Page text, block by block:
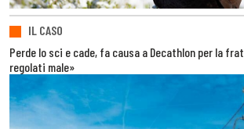
IL CASO
Perde lo sci e cade, fa causa a Decathlon per la
regolati male»